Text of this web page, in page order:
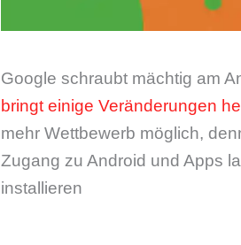
Google schraubt mächtig am
bringt einige Veränderungen
mehr Wettbewerb möglich,
Zugang zu Android und Apps
installieren